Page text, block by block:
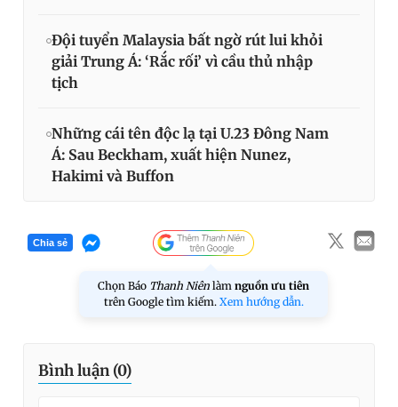
Đội tuyển Malaysia bất ngờ rút lui khỏi
giải Trung Á: ‘Rắc rối’ vì cầu thủ nhập
tịch
Những cái tên độc lạ tại U.23 Đông Nam
Á: Sau Beckham, xuất hiện Nunez,
Hakimi và Buffon
Chia sẻ
Chọn Báo Thanh Niên làm nguồn ưu tiên
trên Google tìm kiếm. Xem hướng dẫn.
Bình luận (0)